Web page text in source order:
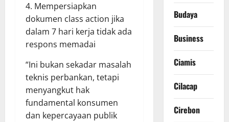
4. Mempersiapkan
dokumen class action jika
dalam 7 hari kerja tidak ada
respons memadai
“Ini bukan sekadar masalah
teknis perbankan, tetapi
menyangkut hak
fundamental konsumen
dan kepercayaan publik
Budaya
Business
Ciamis
Cilacap
Cirebon